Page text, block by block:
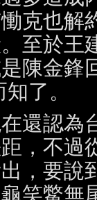
克也解
至於王
陳金鋒
了。
還認為
，不過
，要說
笑鱉無